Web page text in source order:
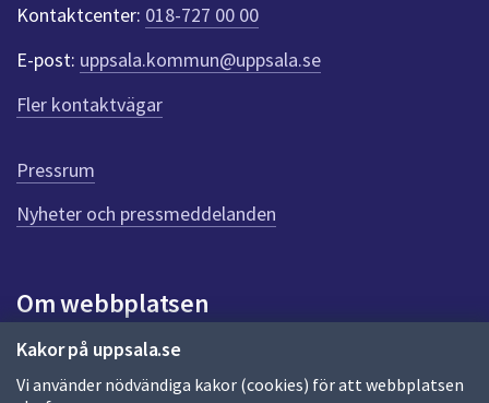
Kakor på uppsala.se
Vi använder nödvändiga kakor (cookies) för att webbplatsen
e
r
f
ö
r
e
n
n
a
d
a
Kontaktcenter: 018-727 00 00
E-post: uppsala.kommun@uppsala.se
Fler kontaktvägar
Pressrum
Nyheter och pressmeddelanden
Om webbplatsen
Om webbplatsen
Allmänna handlingar och diarium